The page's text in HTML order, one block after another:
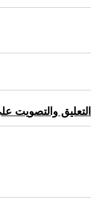
التعليق والتصويت